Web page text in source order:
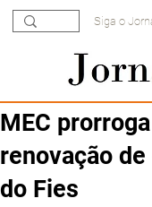
Siga o
MEC
renovação
do Fies